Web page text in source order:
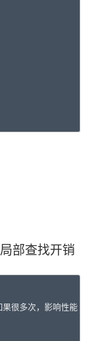
部查找开销
果很多次，影响性能